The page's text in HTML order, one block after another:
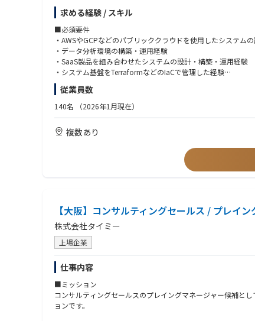
■募集概要
データ分析業務などを支えるＩａａＳ上のインフラ環境の設
きる業務です。まずは分析環境中心となりますが、将来的に
ます。
■具体的な業務内容
データ分析環境だけでなく、アプリ開発環境やサンドボック
・日次ジョブやコストの管理、ログ確認なども考慮した運用設計
・社内のデータサイエンティストやエンジニアと連携し、新ツ
データ分析環境だけでなく、アプリ開発環境やサンドボック
（ITセキュリティ部：部長1名、担当部長1名、課長1名、担当1
求める経験 / スキル
■必須要件
・AWSやGCPなどのパブリッククラウドを使用したシステム
・データ分析環境の構築・運用経験
・SaaS製品を組み合わせたシステムの設計・構築・運用経験
・システム基盤をTerraformなどのIaCで管理した経験
・社内サービスの導入・定着活動を主導した経験
・プロジェクトやチームをリードした経験
・ビジネスレベルの日本語力（日本語能力試験(JLPT) N1程度）
■歓迎要件
・ITILに準拠したシステム運用の経験
・運用中のITシステムに対する定常運用と機能改善の両面を主
・ネットワーク、セキュリティなどの知識
・PythonやShellスクリプトなどのプログラミングスキル
・自身の想いを持って、業務に臨める方
・関係者と協調を取りながら０から１をつくりだせる方
・立ち上げフェーズで多くのタスクが流れる中でも各タスク
・ログやユーザの意見、セキュリティ動向など改善のための
・セキュリティリスクやインシデント発生時のレポーティン
・業務委託の活用やツールの導入など課題解決のための引き出
従業員数
140名 （2026年1月現在）
複数あり
【大阪】コンサルティングセールス / プレイ
株式会社タイミー
上場企業
仕事内容
■ミッション
コンサルティングセールスのプレイングマネージャー候補と
ョンです。